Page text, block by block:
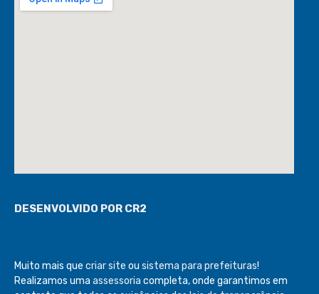
DESENVOLVIDO POR CR2
Muito mais que criar site ou sistema para prefeituras!
Realizamos uma assessoria completa, onde garantimos em